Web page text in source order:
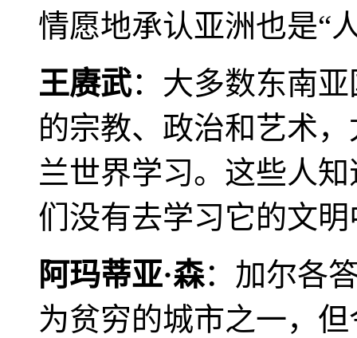
情愿地承认亚洲也是“
王赓武：大多数东南
的宗教、政治和艺术
兰世界学习。这些人
们没有去学习它的文
阿玛蒂亚·森：加尔各
为贫穷的城市之一，